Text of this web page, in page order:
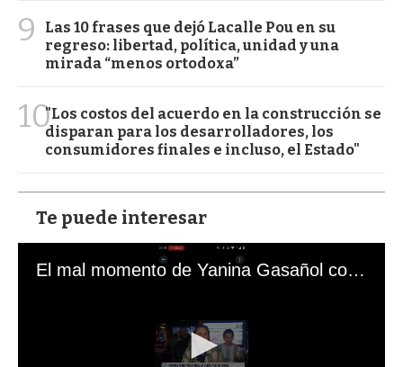
9
Las 10 frases que dejó Lacalle Pou en su
regreso: libertad, política, unidad y una
mirada “menos ortodoxa”
10"Los costos del acuerdo en la construcción se
disparan para los desarrolladores, los
consumidores finales e incluso, el Estado"
Te puede interesar
El mal momento de Yanina Gasañol con un hincha argentino en "Subrayado"